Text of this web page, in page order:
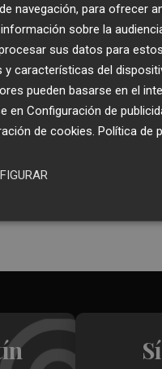
Recibe
Plaza
navegación, para ofrecer
sobre la
sus datos para
y características del
pueden basarse en el
en Configuración de
de cookies Política de